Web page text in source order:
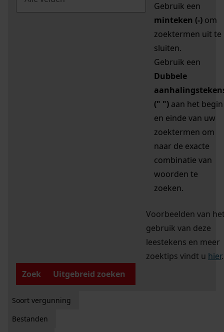
Gebruik een
minteken (-) om
zoektermen uit te
sluiten.
Gebruik een
Dubbele
(" ") aan het begin
en einde van uw
zoektermen om
naar de exacte
combinatie van
woorden te
zoeken.
Voorbeelden van
gebruik van deze
leestekens en meer
zoektips vindt u hier.
Zoek
Uitgebreid zoeken
Soort vergunning
Bestanden